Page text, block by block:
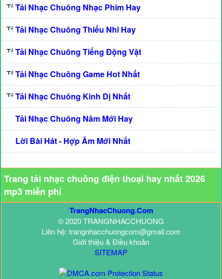
Tải Nhạc Chuông Nhạc Phim Hay
Tải Nhạc Chuông Thiếu Nhi Hay
Tải Nhạc Chuông Tiếng Động Vật
Tải Nhạc Chuông Game Hot Nhất
Tải Nhạc Chuông Kinh Dị Nhất
Tải Nhạc Chuông Năm Mới Hay
Lời Bài Hát - Hợp Âm Mới Nhất
Trang tải nhạc chuông điện thoại hay nhất 2026
mp3 miễn phí
TrangNhacChuong.Com
© 2020 TRANGNHACCHUONG
Liên hệ: trangnhacchuongcom@gmail.com
Giới thiệu & Điều khoản
SITEMAP